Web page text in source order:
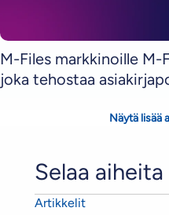
M-Files markkinoille M-
joka tehostaa
Näytä lisää
Selaa aiheita
Artikkelit